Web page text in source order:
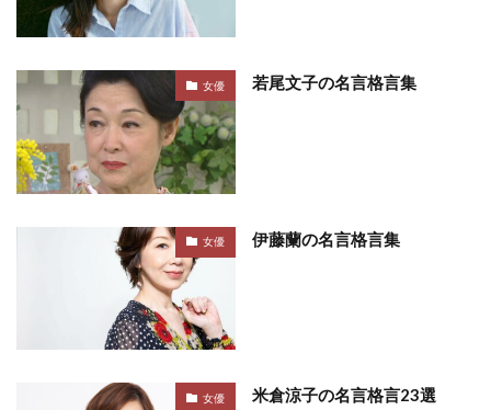
女優 若尾文子の名言格言集
女優 伊藤蘭の名言格言集
女優 米倉涼子の名言格言23選